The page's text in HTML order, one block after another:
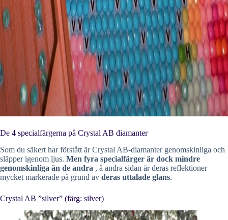
De 4 specialfärgerna på Crystal AB diamanter
Som du säkert har förstått är Crystal AB-diamanter genomskinliga och
släpper igenom ljus. Men fyra specialfärger är dock mindre
genomskinliga än de andra , å andra sidan är deras reflektioner
mycket markerade på grund av deras uttalade glans.
Crystal AB ”silver” (färg: silver)